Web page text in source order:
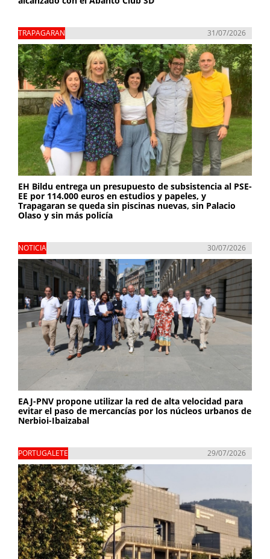
TRAPAGARAN 31/07/2026
EH Bildu entrega un presupuesto de subsistencia al PSE-
EE por 114.000 euros en estudios y papeles, y
Trapagaran se queda sin piscinas nuevas, sin Palacio
Olaso y sin más policía
NOTICIA 30/07/2026
EAJ-PNV propone utilizar la red de alta velocidad para
evitar el paso de mercancías por los núcleos urbanos de
Nerbioi-Ibaizabal
PORTUGALETE 29/07/2026